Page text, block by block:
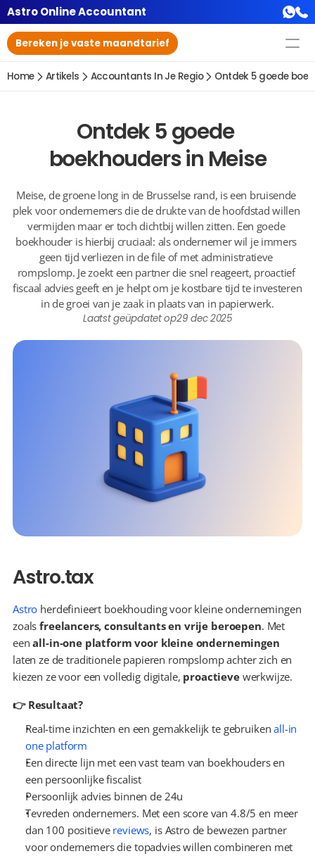
Astro Online Accountant
Bereken je vaste maandtarief
Home Artikels Accountants In Je Regio Ontdek 5 goede
Ontdek 5 goede
boekhouders in Meise
Meise, de groene long in de Brusselse rand, is een bruisende
plek voor ondernemers die de drukte van de hoofdstad willen
vermijden maar er toch dichtbij willen zitten. Een goede
boekhouder is hierbij cruciaal: als ondernemer wil je immers
geen tijd verliezen in de file of met administratieve
rompslomp. Je zoekt een partner die snel reageert, proactief
fiscaal advies geeft en je helpt om je kostbare tijd te investeren
in de groei van je zaak in plaats van in papierwerk.
Laatst geüpdatet op29 dec 2025
Astro.tax
Astro herdefinieert boekhouding voor kleine ondernemingen
zoals freelancers, consultants en vrije beroepen. Met
een all-in-one platform voor kleine ondernemingen
laten ze de traditionele papieren rompslomp achter zich en
kiezen ze voor een volledig digitale, proactieve werkwijze.
👉 Resultaat?
Real-time inzichten en een gemakkelijk te gebruiken all-in
one platform
Een directe lijn met een vast team van boekhouders en
een persoonlijke fiscalist
Persoonlijk advies binnen de 24u
Tevreden ondernemers. Met een score van 4.8/5 en meer
dan 100 positieve reviews, is Astro de bewezen partner
voor ondernemers die topadvies willen combineren met